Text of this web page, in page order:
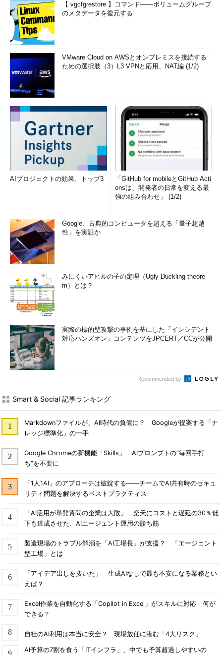
【 vgcfgrestore 】コマンド――ボリュームグループ
のメタデータを復元する
VMware Cloud on AWSとオンプレミスを接続する
ための選択肢（3）L3 VPNと応用、NAT編 (1/2)
AIプロジェクトの効果、トップ3
「GitHub for mobileとGitHub Acti
onsは、開発者の日常を変える最
強の組み合わせ」 (1/2)
Google、古典的コンピュータを超える「量子超越
性」を実証か
みにくいアヒルの子の定理（Ugly Duckling theore
m）とは？
実際の標的型攻撃の事例を基にした「インシデント
対応ハンズオン」コンテンツをJPCERT／CCが公開
Recommended by
Smart & Social 記事ランキング
Markdownファイルが、AI時代の負債に？ Googleが提案する「ナ
レッジ標準化」の一手
Google Chromeの新機能「Skills」 AIプロンプトの“毎回手打
ち”を不要に
「1人1AI」のアプローチは破綻する――チームでAI共有時のセキュ
リティ問題を解決するベストプラクティス
「AI活用が単発質問の企業は大敗」 楽天にコストと遅延の30％低
下も達成させた、AIエージェント運用の勝ち筋
製造現場のトラブル解消を「AI工場長」が支援？ 「エージェント
型工場」とは
「アイデア出しを抜いた」 生成AIなしで最も不安になる業務とい
えば？
Excel作業を自動化する「Copilot in Excel」がスキルに対応 何が
できる？
自社のAI利用は本当に安全？ 現場放任に潜む「4大リスク」
AI予算の7割を食う「ITインフラ」、中でも予算超過しやすいの